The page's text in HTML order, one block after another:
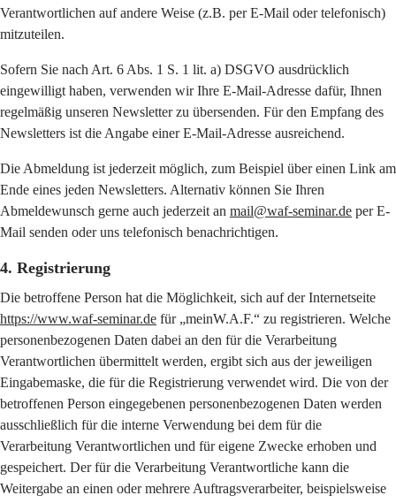
Verantwortlichen auf andere Weise (z.B. per E-Mail oder telefonisch)
mitzuteilen.
Sofern Sie nach Art. 6 Abs. 1 S. 1 lit. a) DSGVO ausdrücklich
eingewilligt haben, verwenden wir Ihre E-Mail-Adresse dafür, Ihnen
regelmäßig unseren Newsletter zu übersenden. Für den Empfang des
Newsletters ist die Angabe einer E-Mail-Adresse ausreichend.
Die Abmeldung ist jederzeit möglich, zum Beispiel über einen Link am
Ende eines jeden Newsletters. Alternativ können Sie Ihren
Abmeldewunsch gerne auch jederzeit an mail@waf-seminar.de per E-
Mail senden oder uns telefonisch benachrichtigen.
4. Registrierung
Die betroffene Person hat die Möglichkeit, sich auf der Internetseite
https://www.waf-seminar.de für „meinW.A.F.“ zu registrieren. Welche
personenbezogenen Daten dabei an den für die Verarbeitung
Verantwortlichen übermittelt werden, ergibt sich aus der jeweiligen
Eingabemaske, die für die Registrierung verwendet wird. Die von der
betroffenen Person eingegebenen personenbezogenen Daten werden
ausschließlich für die interne Verwendung bei dem für die
Verarbeitung Verantwortlichen und für eigene Zwecke erhoben und
gespeichert. Der für die Verarbeitung Verantwortliche kann die
Weitergabe an einen oder mehrere Auftragsverarbeiter, beispielsweise